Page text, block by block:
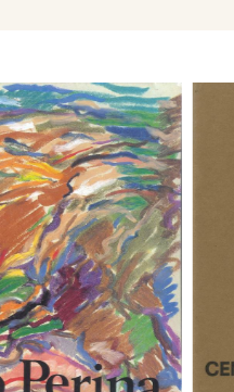
Si accosta a
tensione pratica e teorica
Novecento a Mantova ha
modernità di vedere e di
Bini, ne è stato forse
la costanza e la
Voce di Mantova, nel
“…Giulio Perina, uno
paesaggisti del
risente l’influsso di